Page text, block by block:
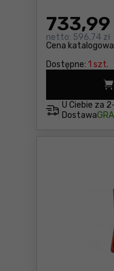
Cena
733,99
netto: 596,74 zł
Dostępne: 1 szt.
U Ciebie za
Dostawa